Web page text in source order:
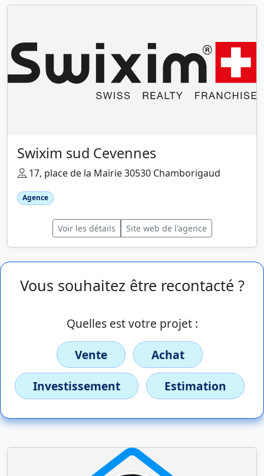
Swixim sud Cevennes
17, place de la Mairie 30530 Chamborigaud
Agence
Voir les détails Site web de l'agence
Vous souhaitez être recontacté ?
Quelles est votre projet :
Vente
Achat
Investissement
Estimation